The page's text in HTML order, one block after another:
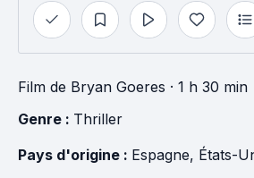
Film de Bryan Goeres · 1 h 30 min
Genre : Thriller
Pays d'origine : Espagne, États-